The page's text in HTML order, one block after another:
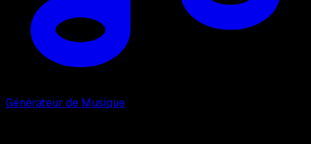
Générateur de Musique